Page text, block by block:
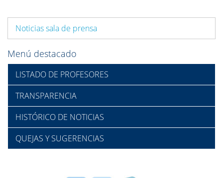
Noticias sala de prensa
Menú destacado
LISTADO DE PROFESORES
TRANSPARENCIA
HISTÓRICO DE NOTICIAS
QUEJAS Y SUGERENCIAS